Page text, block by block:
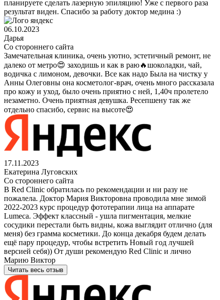
планируете сделать лазерную эпиляцию! Уже с первого раза
результат виден. Спасибо за работу доктор медина :)
06.10.2023
Дарья
Со стороннего сайта
Замечательная клиника, очень уютно, эстетичный ремонт, не
далеко от метро😍 заходишь и как в раю🔥шоколадки, чай,
водичка с лимоном, девочки. Все как надо Была на чистку у
Анны Олеговны она косметолог-врач, очень много рассказала
про кожу и уход, было очень приятно с ней, 1,40ч пролетело
незаметно. Очень приятная девушка. Ресепшену так же
отдельно спасибо, сервис на высоте😍
17.11.2023
Екатерина Луговских
Со стороннего сайта
В Red Clinic обратилась по рекомендации и ни разу не
пожалела. Доктор Мария Викторовна проводила мне зимой
2022-2023 курс процедур фототерапии лица на аппарате
Lumeca. Эффект классный - ушла пигментация, мелкие
сосудики перестали быть видны, кожа выглядит отлично (для
меня) без грамма косметики. До конца декабря будем делать
ещё пару процедур, чтобы встретить Новый год лучшей
версией себя)) От души рекомендую Red Clinic и лично
Марию Виктор
Читать весь отзыв